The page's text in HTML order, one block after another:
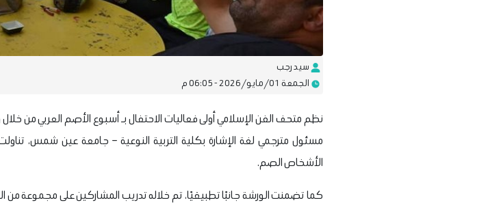
سيد رجب
الجمعة 01/مايو/2026 - 06:05 م
نظم متحف الفن الإسلامي أولى فعاليات الاحتفال بـ أسبوع الأصم العربي من
مسئول مترجمي لغة الإشارة بكلية التربية النوعية – جامعة عين شمس،
الأشخاص الصم.
كما تضمنت الورشة جانبًا تطبيقيًا، تم خلاله تدريب المشاركين على مجموعة من